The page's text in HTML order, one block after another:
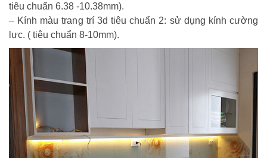
tiêu chuẩn 6.38 -10.38mm).
– Kính màu trang trí 3d tiêu chuẩn 2: sử dụng kính cường
lực. ( tiêu chuẩn 8-10mm).